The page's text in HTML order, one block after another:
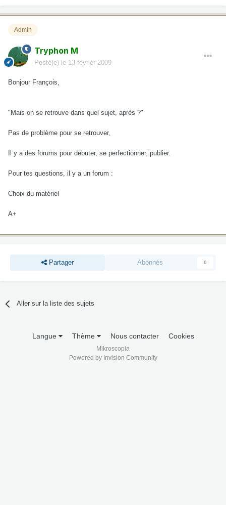
Admin
Tryphon M
Posté(e) le 13 février 2009
Bonjour François,
"Mais on se retrouve dans quel sujet, après ?"
Pas de problème pour se retrouver,
Il y a des forums pour débuter, se perfectionner, publier.
Pour tes questions, il y a un forum :
Choix du matériel
A+
Partager Abonnés 0
Aller sur la liste des sujets
Langue Thème Nous contacter Cookies
Mikroscopia
Powered by Invision Community